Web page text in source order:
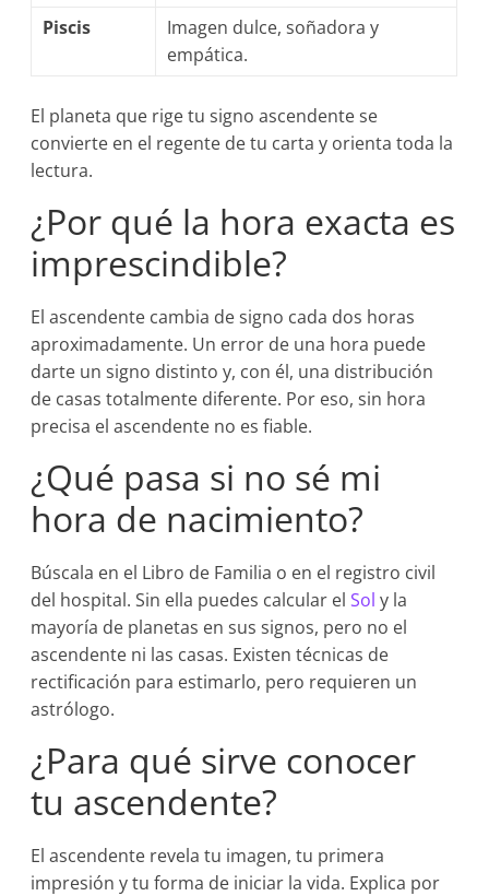
Piscis
Imagen dulce, soñadora y
empática.
El planeta que rige tu signo ascendente se
convierte en el regente de tu carta y orienta toda la
lectura.
¿Por qué la hora exacta es
imprescindible?
El ascendente cambia de signo cada dos horas
aproximadamente. Un error de una hora puede
darte un signo distinto y, con él, una distribución
de casas totalmente diferente. Por eso, sin hora
precisa el ascendente no es fiable.
¿Qué pasa si no sé mi
hora de nacimiento?
Búscala en el Libro de Familia o en el registro civil
del hospital. Sin ella puedes calcular elSol y la
mayoría de planetas en sus signos, pero no el
ascendente ni las casas. Existen técnicas de
rectificación para estimarlo, pero requieren un
astrólogo.
¿Para qué sirve conocer
tu ascendente?
El ascendente revela tu imagen, tu primera
impresión y tu forma de iniciar la vida. Explica por